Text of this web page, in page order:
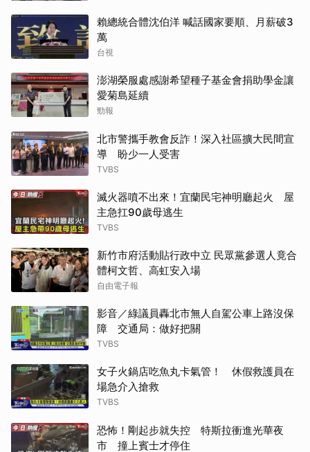
賴總統合體沈伯洋 喊話國家要順、月薪破3
萬
台視
澎湖榮服處感謝希望種子基金會捐助學金讓
愛菊島延續
勁報
北市警攜手教會反詐！深入社區擴大民間宣
導 盼少一人受害
TVBS
滅火器噴不出來！宜蘭民宅神明廳起火 屋
主急扛90歲母逃生
TVBS
新竹市府活動貼行政中立 民眾黨參選人竟合
體柯文哲、高虹安入場
自由電子報
影音／綠議員轟北市無人自駕公車上路沒保
障 交通局：做好把關
TVBS
女子火鍋店吃魚丸卡氣管！ 休假救護員在
場急介入搶救
TVBS
恐怖！剛起步就失控 特斯拉衝進光華夜
市 撞上賓士才停住